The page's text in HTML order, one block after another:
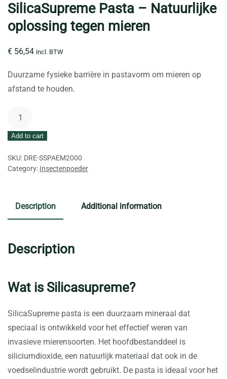
SilicaSupreme Pasta – Natuurlijke
oplossing tegen mieren
€ 56,54 incl. BTW
Duurzame fysieke barrière in pastavorm om mieren op
afstand te houden.
SilicaSupreme
-
Natuurlijke
barrière
2kg
Add to cart
SKU: DRE-SSPAEM2000
Category: Insectenpoeder
Description Additional information
Description
Wat is Silicasupreme?
SilicaSupreme pasta is een duurzaam mineraal dat
speciaal is ontwikkeld voor het effectief weren van
invasieve mierensoorten. Het hoofdbestanddeel is
siliciumdioxide, een natuurlijk materiaal dat ook in de
voedselindustrie wordt gebruikt. De pasta is ideaal voor het